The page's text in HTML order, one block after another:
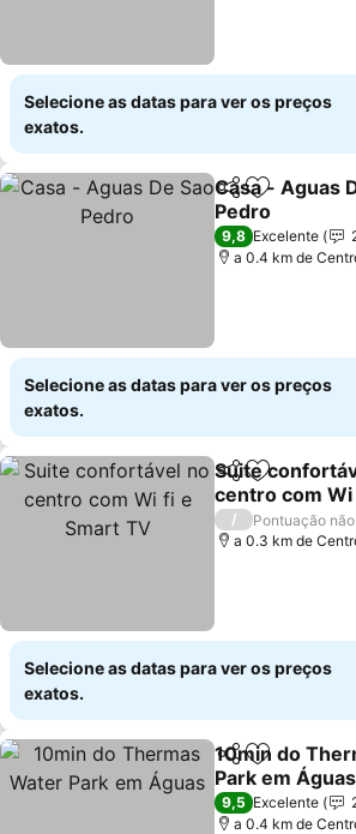
Selecione as datas para ver os preços
exatos.
PartilharAdicionar
Casa - Aguas
Pedro
Ver preços
9,8 Excelente
a 0.4 km de
Selecione as datas para ver os preços
exatos.
PartilharAdicionar
Suite
centro com
TV
Ver preços
/
Pontuação
a 0.3 km de
Selecione as datas para ver os preços
exatos.
PartilharAdicionar
10min do
Park em Águas
Ver preços
9,5 Excelente
a 0.4 km de